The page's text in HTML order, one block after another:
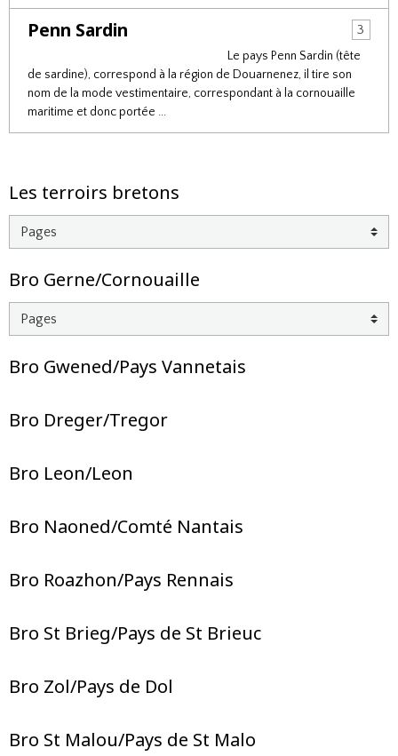
Penn Sardin
3
Le pays Penn Sardin (tête
de sardine), correspond à la région de Douarnenez, il tire son
nom de la mode vestimentaire, correspondant à la cornouaille
maritime et donc portée ...
Les terroirs bretons
Bro Gerne/Cornouaille
Bro Gwened/Pays Vannetais
Bro Dreger/Tregor
Bro Leon/Leon
Bro Naoned/Comté Nantais
Bro Roazhon/Pays Rennais
Bro St Brieg/Pays de St Brieuc
Bro Zol/Pays de Dol
Bro St Malou/Pays de St Malo